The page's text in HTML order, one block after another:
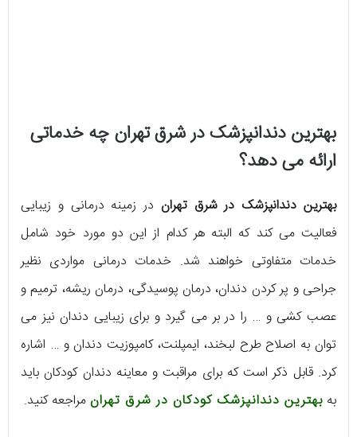
بهترین دندانپزشک در شرق تهران چه خدماتی
ارائه می دهد؟
بهترین دندانپزشک در شرق تهران در زمینه درمانی و زیبایی
فعالیت می کند که البته هر کدام از این دو مورد خود شامل
خدمات متفاوتی خواهند شد. خدمات درمانی مواردی نظیر
جراحی و پر کردن دندان، درمان پوسیدگی، درمان ریشه، ترمیم و
عصب کشی و … را در بر می گیرد و برای زیبایی دندان نیز می
توان به اصلاح طرح لبخند، ایمپلنت، کامپوزیت دندان و … اشاره
کرد. قابل ذکر است که برای مراقبت و معاینه دندان کودکان باید
به بهترین دندانپزشک کودکان در شرق تهرانمراجعه کنید.